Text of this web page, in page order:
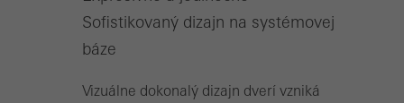
Sofistikovaný dizajn na systémovej
báze
Vizuálne dokonalý dizajn dverí vzniká
Marketingové Cookies sú používané tretími osobami z dôvodu